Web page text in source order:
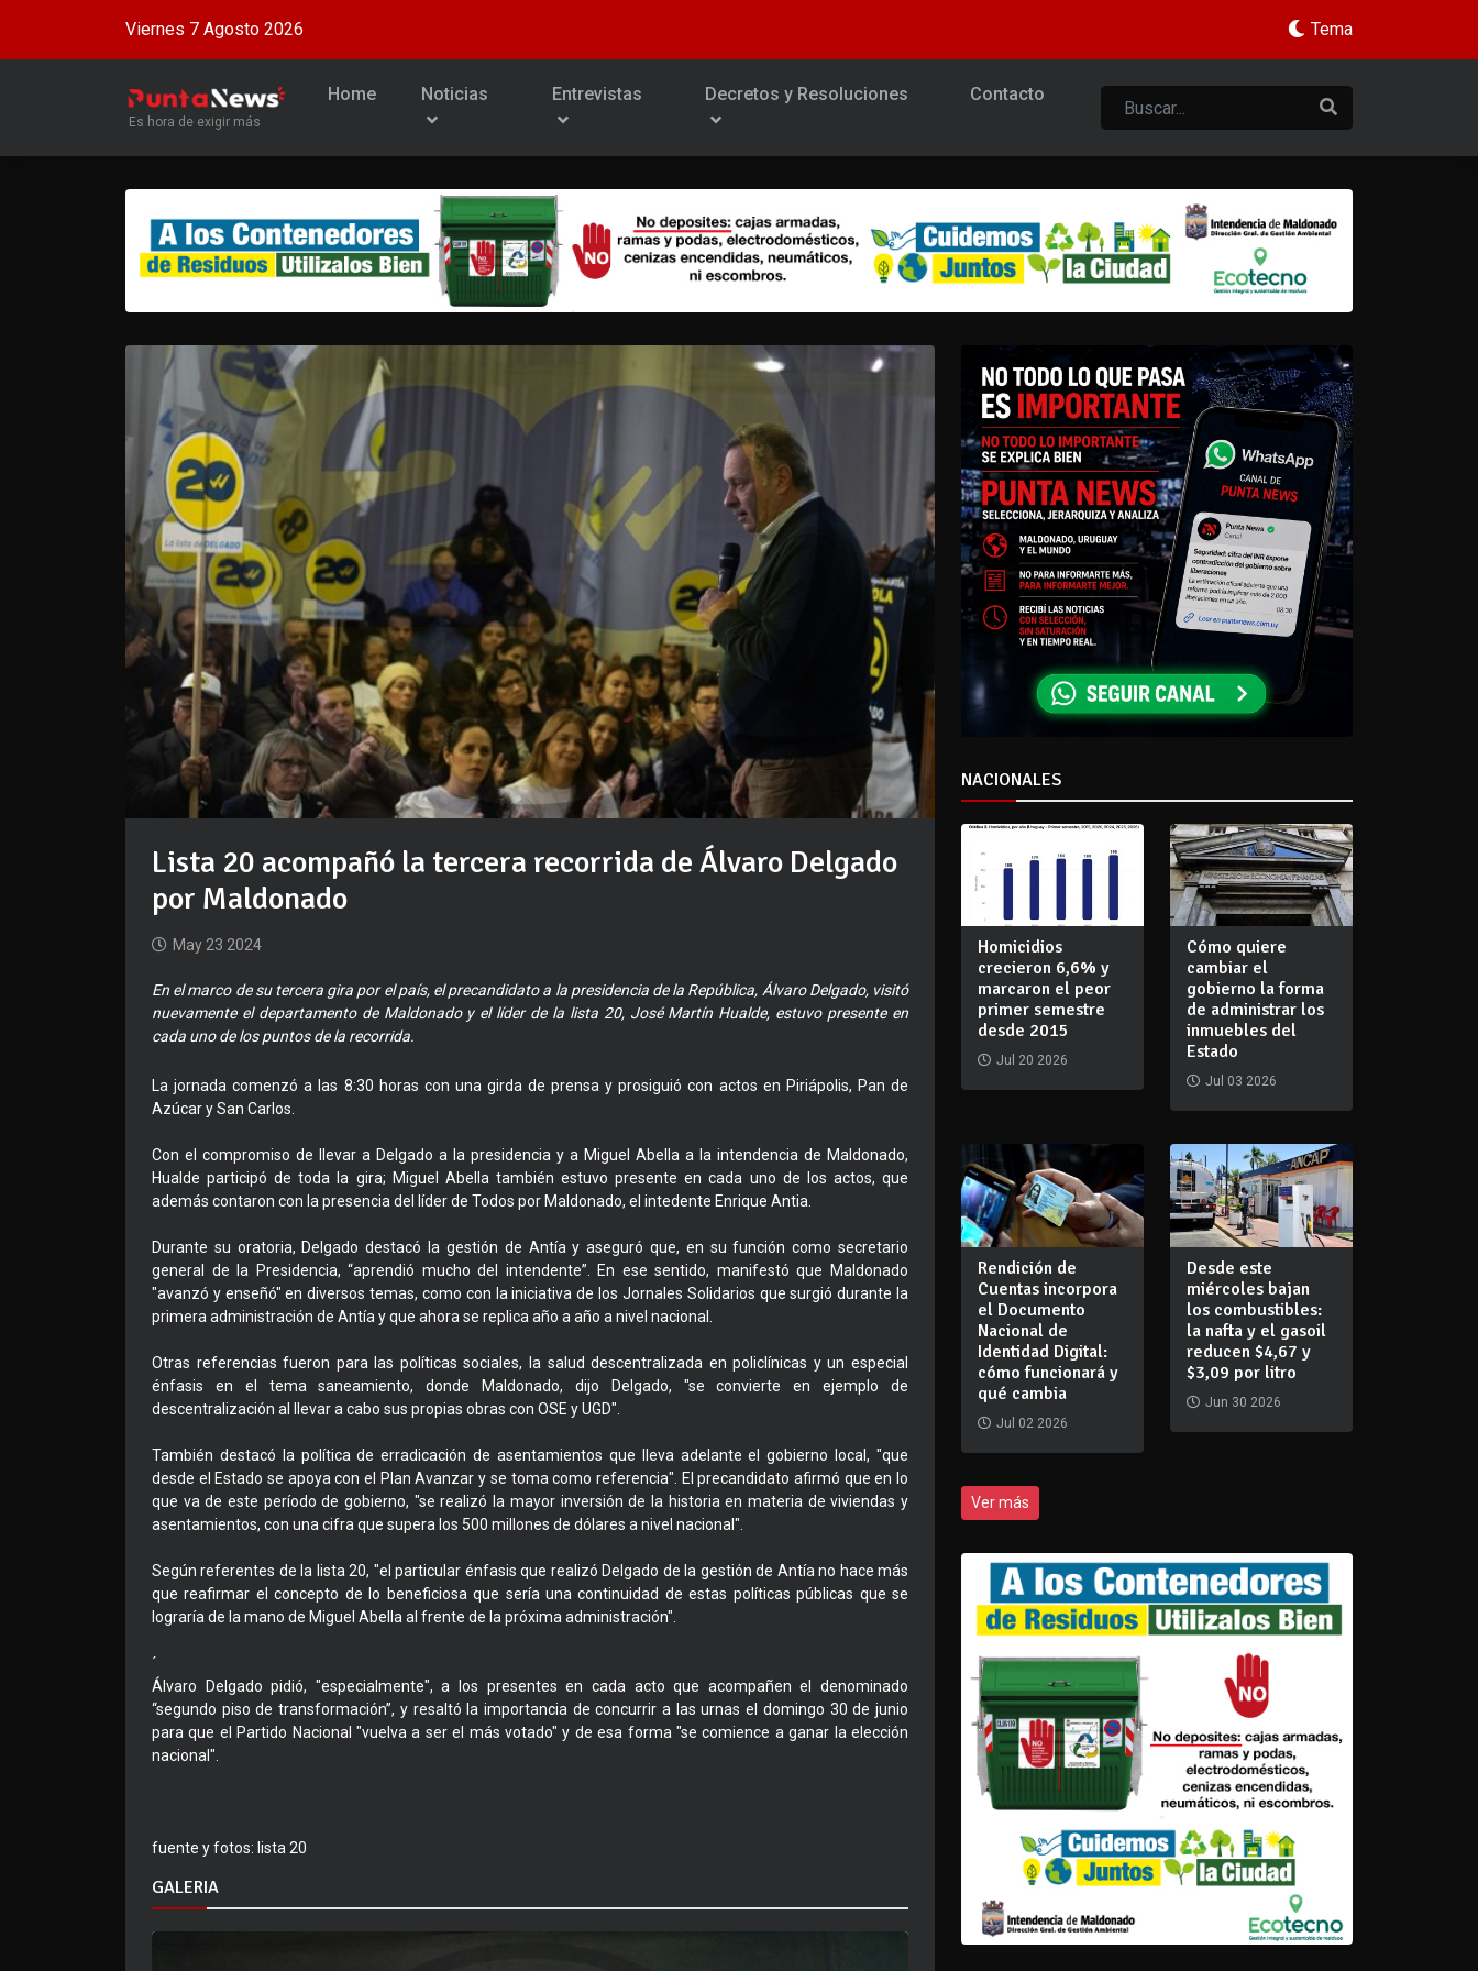
Viernes 7 Agosto 2026 Tema
Es hora de exigir más
Home Noticias Entrevistas Decretos y Resoluciones Contacto
Lista 20 acompañó la tercera recorrida de Álvaro Delgado
por Maldonado
May 23 2024
En el marco de su tercera gira por el país, el precandidato a la presidencia de la República, Álvaro Delgado, visitó
nuevamente el departamento de Maldonado y el líder de la lista 20, José Martín Hualde, estuvo presente en
cada uno de los puntos de la recorrida.
La jornada comenzó a las 8:30 horas con una girda de prensa y prosiguió con actos en Piriápolis, Pan de
Azúcar y San Carlos.
Con el compromiso de llevar a Delgado a la presidencia y a Miguel Abella a la intendencia de Maldonado,
Hualde participó de toda la gira; Miguel Abella también estuvo presente en cada uno de los actos, que
además contaron con la presencia del líder de Todos por Maldonado, el intedente Enrique Antia.
Durante su oratoria, Delgado destacó la gestión de Antía y aseguró que, en su función como secretario
general de la Presidencia, “aprendió mucho del intendente”. En ese sentido, manifestó que Maldonado
"avanzó y enseñó" en diversos temas, como con la iniciativa de los Jornales Solidarios que surgió durante la
primera administración de Antía y que ahora se replica año a año a nivel nacional.
Otras referencias fueron para las políticas sociales, la salud descentralizada en policlínicas y un especial
énfasis en el tema saneamiento, donde Maldonado, dijo Delgado, "se convierte en ejemplo de
descentralización al llevar a cabo sus propias obras con OSE y UGD".
También destacó la política de erradicación de asentamientos que lleva adelante el gobierno local, "que
desde el Estado se apoya con el Plan Avanzar y se toma como referencia". El precandidato afirmó que en lo
que va de este período de gobierno, "se realizó la mayor inversión de la historia en materia de viviendas y
asentamientos, con una cifra que supera los 500 millones de dólares a nivel nacional".
Según referentes de la lista 20, "el particular énfasis que realizó Delgado de la gestión de Antía no hace más
que reafirmar el concepto de lo beneficiosa que sería una continuidad de estas políticas públicas que se
lograría de la mano de Miguel Abella al frente de la próxima administración".
´
Álvaro Delgado pidió, "especialmente", a los presentes en cada acto que acompañen el denominado
“segundo piso de transformación”, y resaltó la importancia de concurrir a las urnas el domingo 30 de junio
para que el Partido Nacional "vuelva a ser el más votado" y de esa forma "se comience a ganar la elección
nacional".
fuente y fotos: lista 20
GALERIA
NACIONALES
Homicidios
crecieron 6,6% y
marcaron el peor
primer semestre
desde 2015
Jul 20 2026
Cómo quiere
cambiar el
gobierno la forma
de administrar los
inmuebles del
Estado
Jul 03 2026
Rendición de
Cuentas incorpora
el Documento
Nacional de
Identidad Digital:
cómo funcionará y
qué cambia
Jul 02 2026
Desde este
miércoles bajan
los combustibles:
la nafta y el gasoil
reducen $4,67 y
$3,09 por litro
Jun 30 2026
Ver más